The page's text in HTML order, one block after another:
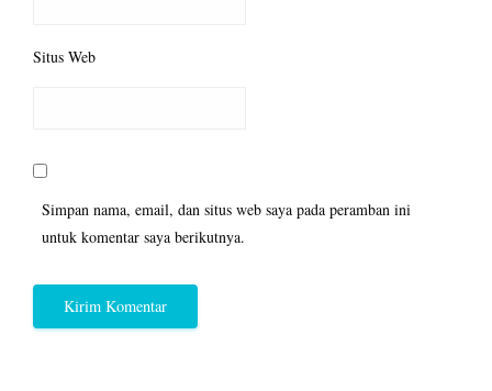
Situs Web
Simpan nama, email, dan situs web saya pada peramban ini
untuk komentar saya berikutnya.